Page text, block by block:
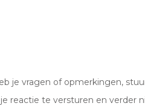
je vragen of opmerkingen,
reactie te versturen en verder